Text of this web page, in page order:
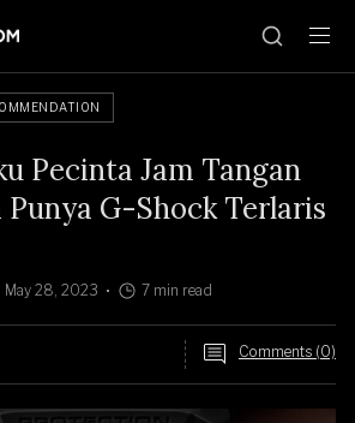
Pecinta Jam Tangan
Punya G-Shock Terlaris
May 28, 2023 7 min read
Comments (0)